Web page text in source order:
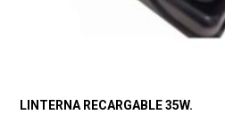
LINTERNA RECARGABLE 35W.